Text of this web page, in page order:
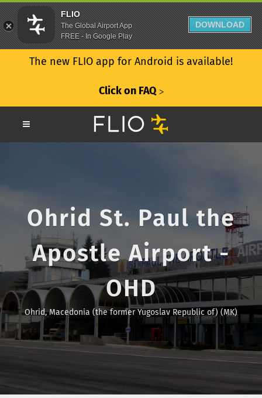
The new FLIO app for Android is available!
Click on FAQ ᐳ
Ohrid St. Paul the
Apostle Airport -
OHD
Ohrid, Macedonia (the former Yugoslav Republic of) (MK)
FLIO
The Global Airport App
FREE - In Google Play
DOWNLOAD